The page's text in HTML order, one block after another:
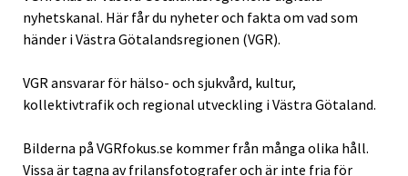
nyhetskanal. Här får du nyheter och fakta om vad som
händer i Västra Götalandsregionen (VGR).
VGR ansvarar för hälso- och sjukvård, kultur,
kollektivtrafik och regional utveckling i Västra Götaland.
Bilderna på VGRfokus.se kommer från många olika håll.
Vissa är tagna av frilansfotografer och är inte fria för